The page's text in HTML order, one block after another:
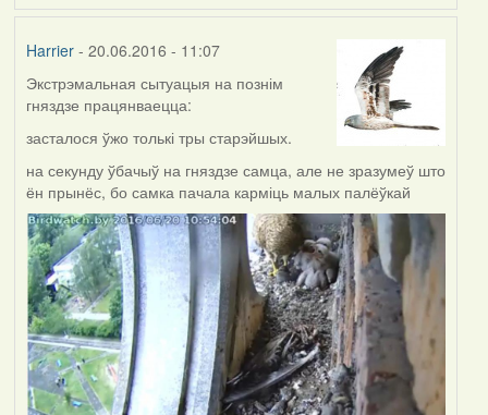
Harrier- 20.06.2016 - 11:07
Экстрэмальная сытуацыя на познім
гняздзе працянваецца:
засталося ўжо толькі тры старэйшых.
на секунду ўбачыў на гняздзе самца, але не зразумеў што
ён прынёс, бо самка пачала карміць малых палёўкай